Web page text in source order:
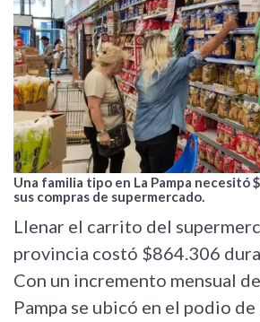
Una familia tipo en La Pampa necesitó
sus compras de supermercado.
Llenar el carrito del
provincia costó $864.306
Con un incremento mensual
Pampa se ubicó en el podio de